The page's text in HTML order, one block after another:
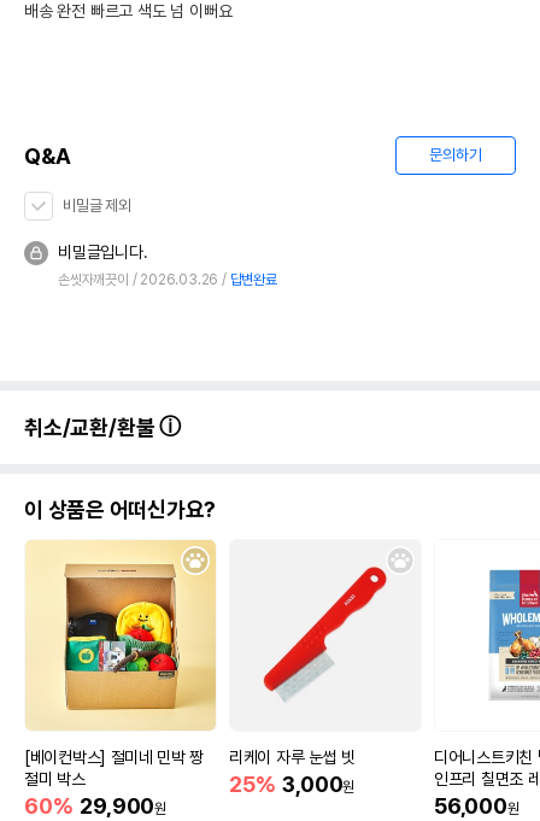
배송 완전 빠르고 색도 넘 이뻐요
Q&A 문의하기
비밀글 제외
비밀글입니다.
손씻자깨끗이 2026.03.26 답변완료
취소/교환/환불
이 상품은 어떠신가요?
[베이컨박스] 절미네 민박 짱
절미 박스
60% 29,900원
리케이 자루 눈썹 빗
25% 3,000원
디어니스트키친
인프리 칠면조
56,000원